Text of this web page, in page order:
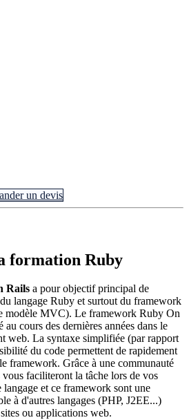
un devis
formation Ruby
Rails a pour objectif principal de
langage Ruby et surtout du framework
modèle MVC). Le framework Ruby On
cours des dernières années dans le
web. La syntaxe simplifiée (par rapport
du code permettent de rapidement
framework. Grâce à une communauté
faciliteront la tâche lors de vos
et ce framework sont une
à d'autres langages (PHP, J2EE...)
ou applications web.